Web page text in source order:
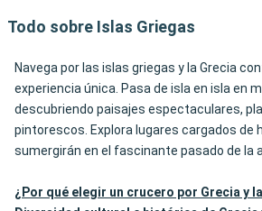
Todo sobre Islas Griegas
Navega por las islas griegas y la Grecia
experiencia única. Pasa de isla en isla en
descubriendo paisajes espectaculares,
pintorescos. Explora lugares cargados de
sumergirán en el fascinante pasado de la
¿Por qué elegir un crucero por Grecia y